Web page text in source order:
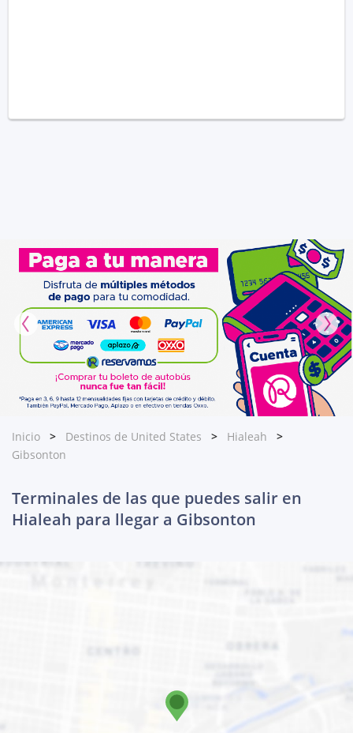
Inicio Destinos de United States
Hialeah
Gibsonton
Terminales de las que puedes salir en
Hialeah para llegar a Gibsonton